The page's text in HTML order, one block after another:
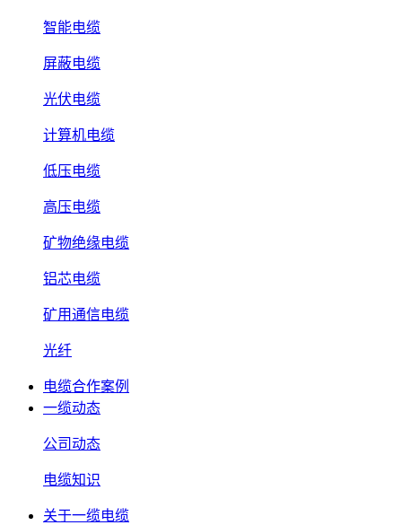
智能电缆
屏蔽电缆
光伏电缆
计算机电缆
低压电缆
高压电缆
矿物绝缘电缆
铝芯电缆
矿用通信电缆
光纤
电缆合作案例
一缆动态
公司动态
电缆知识
关于一缆电缆